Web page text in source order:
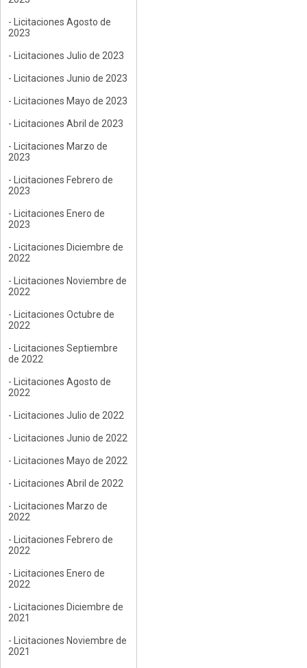
- Licitaciones Agosto de
2023
- Licitaciones Julio de 2023
- Licitaciones Junio de 2023
- Licitaciones Mayo de 2023
- Licitaciones Abril de 2023
- Licitaciones Marzo de
2023
- Licitaciones Febrero de
2023
- Licitaciones Enero de
2023
- Licitaciones Diciembre de
2022
- Licitaciones Noviembre de
2022
- Licitaciones Octubre de
2022
- Licitaciones Septiembre
de 2022
- Licitaciones Agosto de
2022
- Licitaciones Julio de 2022
- Licitaciones Junio de 2022
- Licitaciones Mayo de 2022
- Licitaciones Abril de 2022
- Licitaciones Marzo de
2022
- Licitaciones Febrero de
2022
- Licitaciones Enero de
2022
- Licitaciones Diciembre de
2021
- Licitaciones Noviembre de
2021